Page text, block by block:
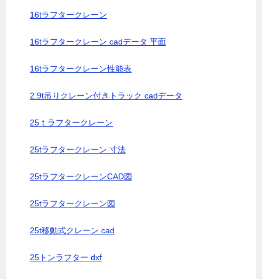
16tラフタークレーン
16tラフタークレーン cadデータ 平面
16tラフタークレーン性能表
2.9t吊りクレーン付きトラック cadデータ
25ｔラフタークレーン
25tラフタークレーン 寸法
25tラフタークレーンCAD図
25tラフタークレーン図
25t移動式クレーン cad
25トンラフター dxf